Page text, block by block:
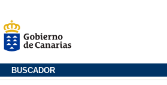
BUSCADOR